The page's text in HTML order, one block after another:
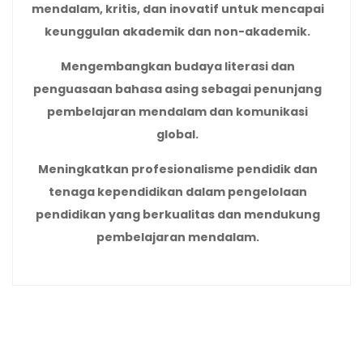
mendalam, kritis, dan inovatif untuk mencapai
keunggulan akademik dan non-akademik.
Mengembangkan budaya literasi dan
penguasaan bahasa asing sebagai penunjang
pembelajaran mendalam dan komunikasi
global.
Meningkatkan profesionalisme pendidik dan
tenaga kependidikan dalam pengelolaan
pendidikan yang berkualitas dan mendukung
pembelajaran mendalam.